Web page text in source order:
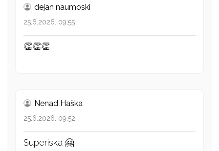
dejan naumoski
25.6.2026. 09:55
👏👏👏
Nenad Haška
25.6.2026. 09:52
Superiska 🤗